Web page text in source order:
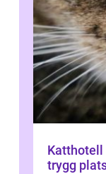
Katthotell i
trygg